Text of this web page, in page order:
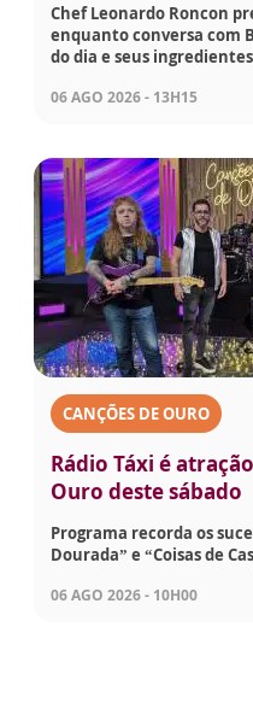
Chef Leonardo Roncon
enquanto conversa com
do dia e seus
06 AGO 2026 - 13H15
CANÇÕES DE OURO
Rádio Táxi é
Ouro deste sábado
Programa recorda os
Dourada” e “Coisas de
06 AGO 2026 - 10H00